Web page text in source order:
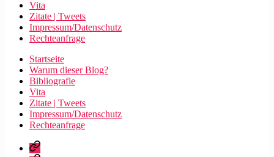
Vita
Zitate | Tweets
Impressum/Datenschutz
Rechteanfrage
Startseite
Warum dieser Blog?
Bibliografie
Vita
Zitate | Tweets
Impressum/Datenschutz
Rechteanfrage
Startseite